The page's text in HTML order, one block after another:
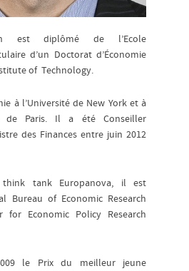
est diplômé de l’Ecole
d’un Doctorat d’Économie
of Technology.
à l’Université de New York et à
de Paris. Il a été Conseiller
des Finances entre juin 2012
tank Europanova, il est
Bureau of Economic Research
for Economic Policy Research
le Prix du meilleur jeune